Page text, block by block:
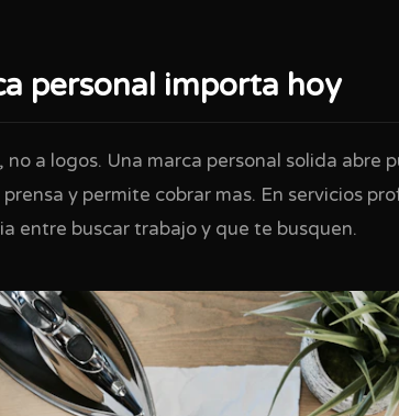
personal importa hoy
a logos. Una marca personal solida abre
y permite cobrar mas. En servicios
entre buscar trabajo y que te busquen.